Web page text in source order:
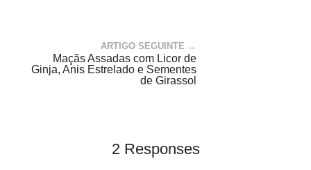
ARTIGO SEGUINTE →
Maçãs Assadas com Licor de
Ginja, Anis Estrelado e Sementes
de Girassol
2 Responses